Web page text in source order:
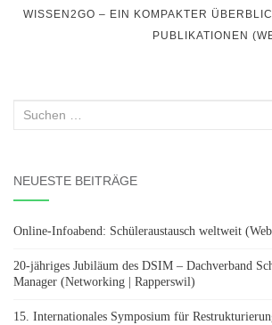
WISSEN2GO – EIN KOMPAKTER
PUBLIKATIONEN
Suchen
NEUESTE BEITRÄGE
Online-Infoabend: Schüleraustausch weltweit
20-jähriges Jubiläum des DSIM – Dachverband
Manager (Networking | Rapperswil)
15. Internationales Symposium für